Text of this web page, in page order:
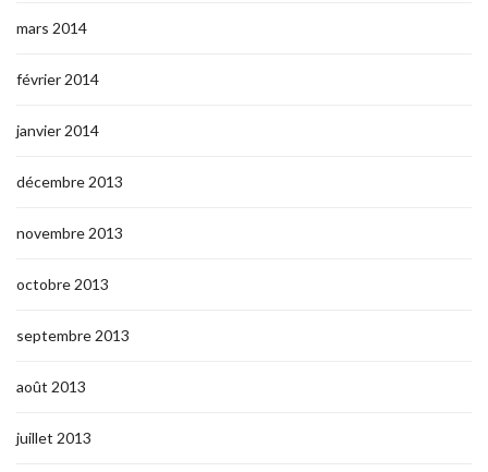
mars 2014
février 2014
janvier 2014
décembre 2013
novembre 2013
octobre 2013
septembre 2013
août 2013
juillet 2013